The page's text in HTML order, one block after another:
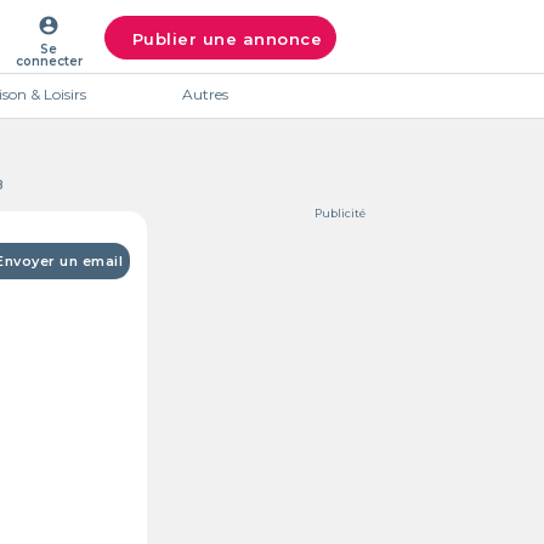
account_circle
Se
connecter
Publier une annonce
& Loisirs Autres
un email
Publicité